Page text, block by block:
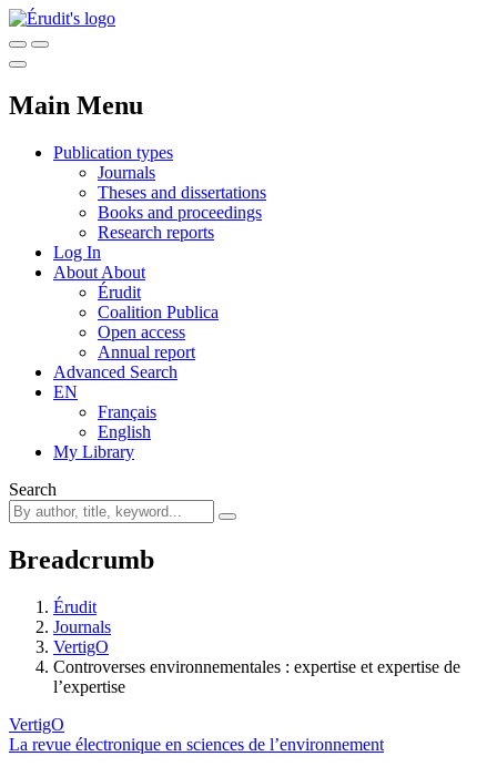
Main Menu
Publication types
Journals
Theses and dissertations
Books and proceedings
Research reports
Log In
About About
Érudit
Coalition Publica
Open access
Annual report
Advanced Search
EN
Français
English
My Library
Search
Breadcrumb
Érudit
Journals
VertigO
Controverses environnementales : expertise et expertise de
l’expertise
VertigO
La revue électronique en sciences de l’environnement